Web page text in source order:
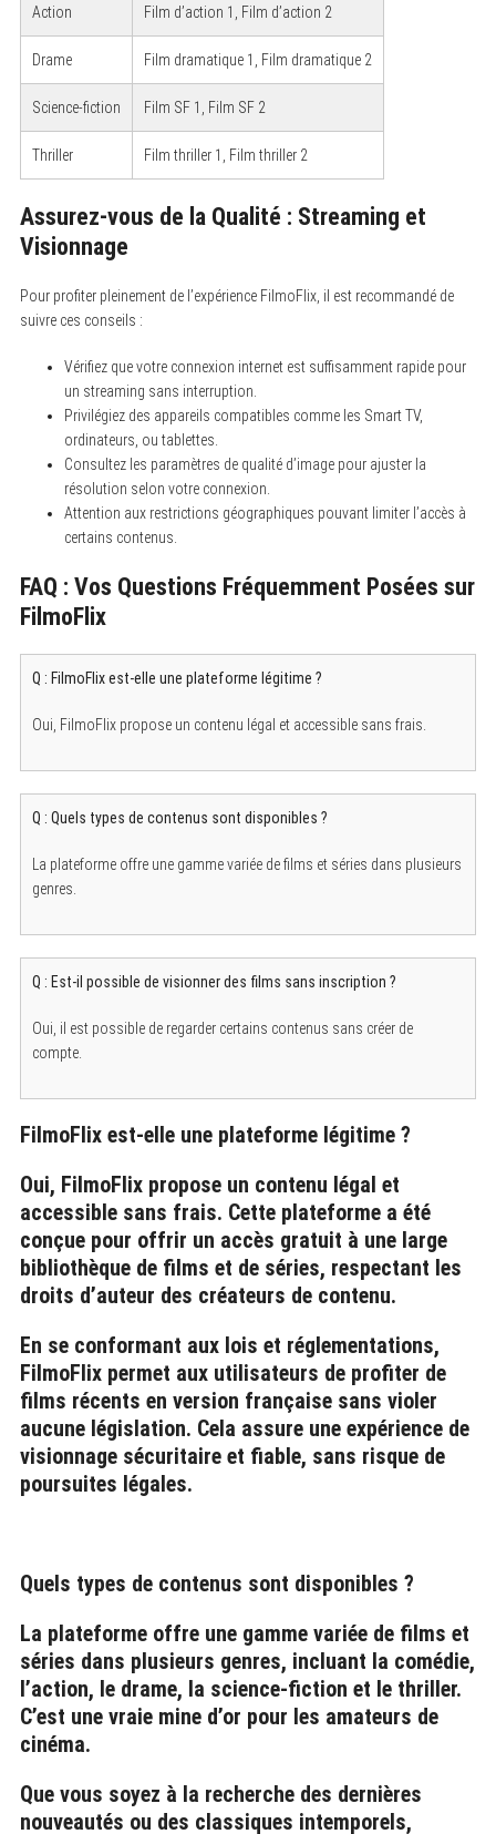
Action Film d’action 1, Film d’action 2
Drame Film dramatique 1, Film dramatique 2
Science-fiction Film SF 1, Film SF 2
Thriller Film thriller 1, Film thriller 2
Assurez-vous de la Qualité : Streaming et
Visionnage
Pour profiter pleinement de l’expérience FilmoFlix, il est recommandé de
suivre ces conseils :
Vérifiez que votre connexion internet est suffisamment rapide pour
un streaming sans interruption.
Privilégiez des appareils compatibles comme les Smart TV,
ordinateurs, ou tablettes.
Consultez les paramètres de qualité d’image pour ajuster la
résolution selon votre connexion.
Attention aux restrictions géographiques pouvant limiter l’accès à
certains contenus.
FAQ : Vos Questions Fréquemment Posées sur
FilmoFlix
Q : FilmoFlix est-elle une plateforme légitime ?
Oui, FilmoFlix propose un contenu légal et accessible sans frais.
Q : Quels types de contenus sont disponibles ?
La plateforme offre une gamme variée de films et séries dans plusieurs
genres.
Q : Est-il possible de visionner des films sans inscription ?
Oui, il est possible de regarder certains contenus sans créer de
compte.
FilmoFlix est-elle une plateforme légitime ?
Oui, FilmoFlix propose un contenu légal et
accessible sans frais. Cette plateforme a été
conçue pour offrir un accès gratuit à une large
bibliothèque de films et de séries, respectant les
droits d’auteur des créateurs de contenu.
En se conformant aux lois et réglementations,
FilmoFlix permet aux utilisateurs de profiter de
films récents en version française sans violer
aucune législation. Cela assure une expérience de
visionnage sécuritaire et fiable, sans risque de
poursuites légales.
Quels types de contenus sont disponibles ?
La plateforme offre une gamme variée de films et
séries dans plusieurs genres, incluant la comédie,
l’action, le drame, la science-fiction et le thriller.
C’est une vraie mine d’or pour les amateurs de
cinéma.
Que vous soyez à la recherche des dernières
nouveautés ou des classiques intemporels,
a
r
c
h
o
r